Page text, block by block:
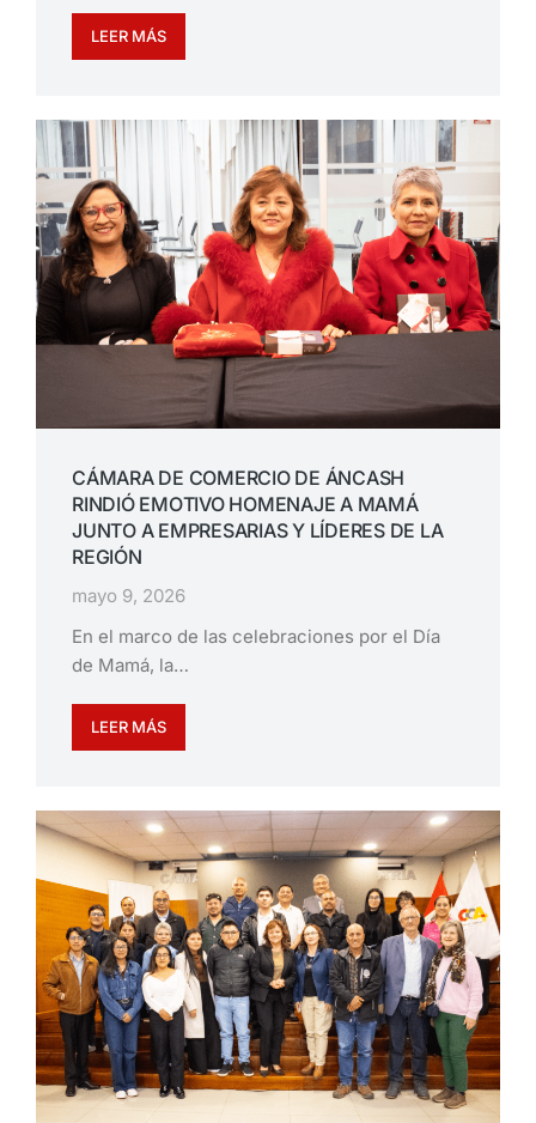
LEER MÁS
CÁMARA DE COMERCIO DE ÁNCASH
RINDIÓ EMOTIVO HOMENAJE A MAMÁ
JUNTO A EMPRESARIAS Y LÍDERES DE LA
REGIÓN
mayo 9, 2026
En el marco de las celebraciones por el Día
de Mamá, la…
LEER MÁS